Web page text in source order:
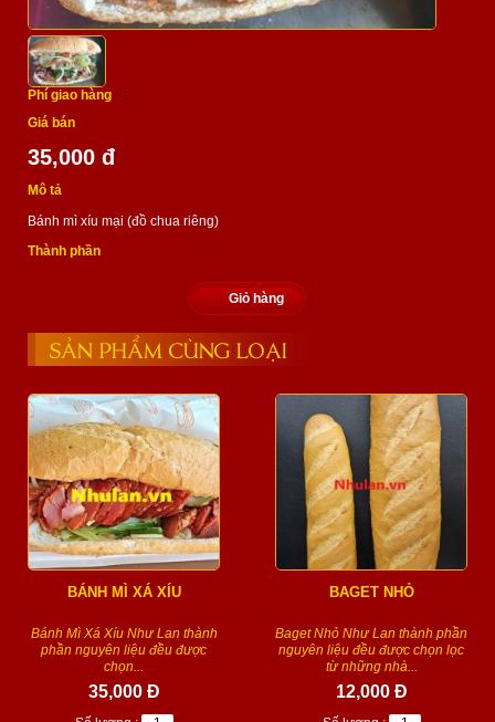
Phí giao hàng
:
Giá bán
35,000 đ
Mô tả
Bánh mì xíu mại (đồ chua riêng)
Thành phần
Giỏ hàng
SẢN PHẨM CÙNG LOẠI
BÁNH MÌ XÁ XÍU
Bánh Mì Xá Xíu Như Lan thành
phần nguyên liệu đều được
chọn...
35,000 Đ
BAGET NHỎ
Baget Nhỏ Như Lan thành phần
nguyên liệu đều được chọn lọc
từ những nhà...
12,000 Đ